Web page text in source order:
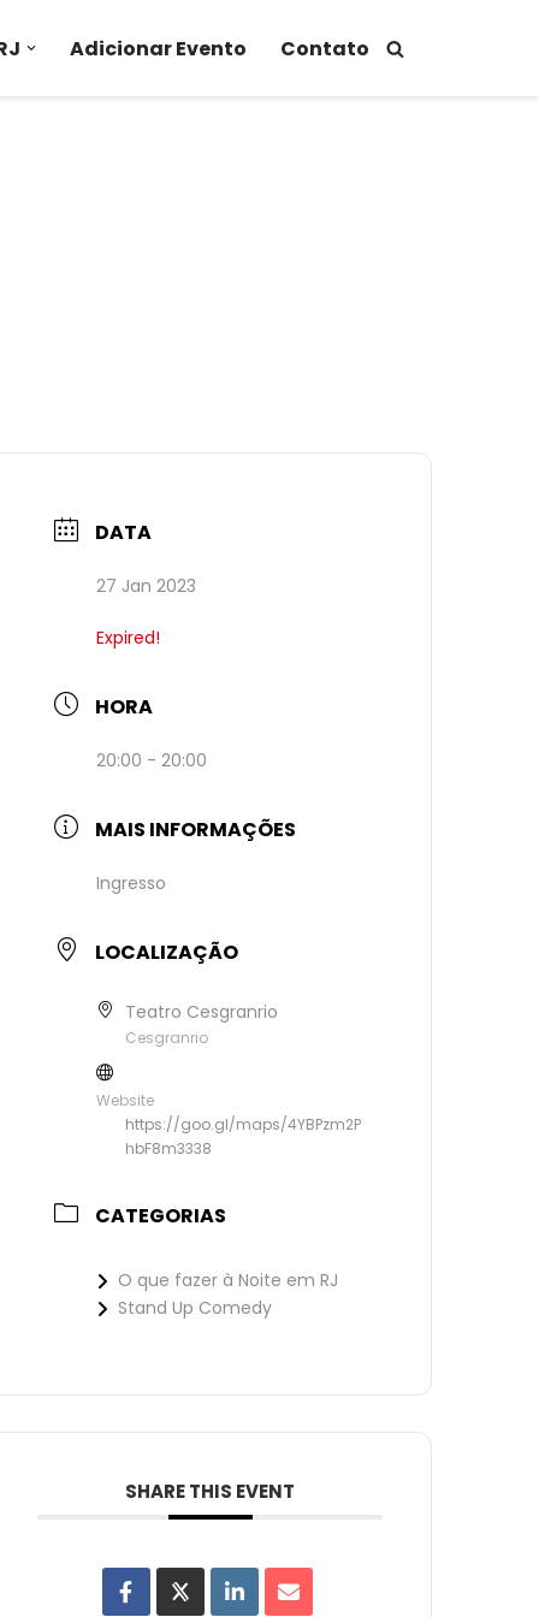
Adicionar Evento Contato
DATA
27 Jan 2023
Expired!
HORA
20:00 - 20:00
MAIS INFORMAÇÕES
Ingresso
LOCALIZAÇÃO
Teatro Cesgranrio
Cesgranrio
Website
https://goo.gl/maps/4YBPzm2P
hbF8m3338
CATEGORIAS
O que fazer à Noite em RJ
Stand Up Comedy
SHARE THIS EVENT